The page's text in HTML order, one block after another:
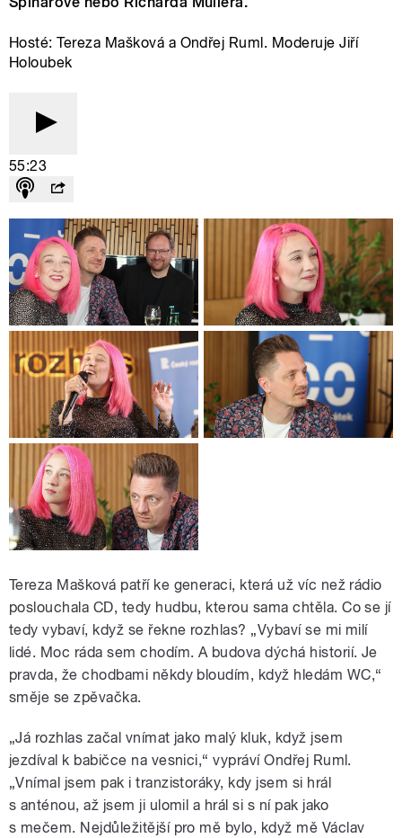
Hosté: Tereza Mašková a Ondřej Ruml. Moderuje Jiří
Holoubek
55:23
Tereza Mašková patří ke generaci, která už víc než rádio
poslouchala CD, tedy hudbu, kterou sama chtěla. Co se jí
tedy vybaví, když se řekne rozhlas? „Vybaví se mi milí
lidé. Moc ráda sem chodím. A budova dýchá historií. Je
pravda, že chodbami někdy bloudím, když hledám WC,“
směje se zpěvačka.
„Já rozhlas začal vnímat jako malý kluk, když jsem
jezdíval k babičce na vesnici,“ vypráví Ondřej Ruml.
„Vnímal jsem pak i tranzistoráky, kdy jsem si hrál
s anténou, až jsem ji ulomil a hrál si s ní pak jako
s mečem. Nejdůležitější pro mě bylo, když mě Václav